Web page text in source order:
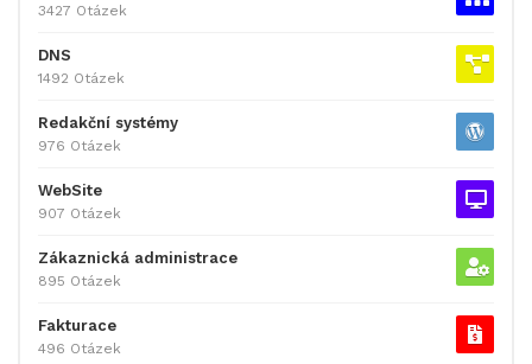
3427 Otázek
DNS
1492 Otázek
Redakční systémy
976 Otázek
WebSite
907 Otázek
Zákaznická administrace
895 Otázek
Fakturace
496 Otázek